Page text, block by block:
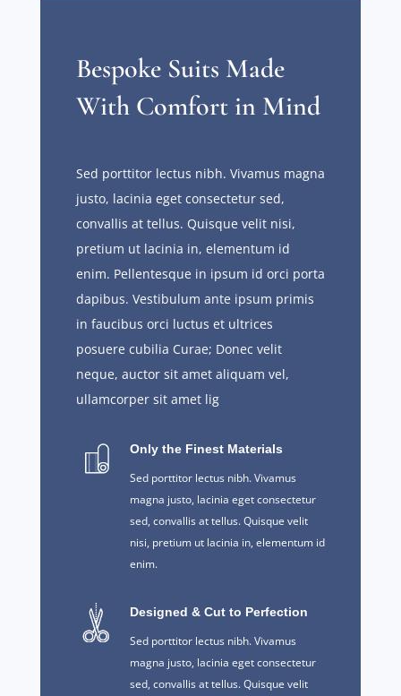
Bespoke Suits Made
With Comfort in Mind
Sed porttitor lectus nibh. Vivamus magna
justo, lacinia eget consectetur sed,
convallis at tellus. Quisque velit nisi,
pretium ut lacinia in, elementum id
enim. Pellentesque in ipsum id orci porta
dapibus. Vestibulum ante ipsum primis
in faucibus orci luctus et ultrices
posuere cubilia Curae; Donec velit
neque, auctor sit amet aliquam vel,
ullamcorper sit amet lig
Only the Finest Materials
Sed porttitor lectus nibh. Vivamus
magna justo, lacinia eget consectetur
sed, convallis at tellus. Quisque velit
nisi, pretium ut lacinia in, elementum id
enim.
Designed & Cut to Perfection
Sed porttitor lectus nibh. Vivamus
magna justo, lacinia eget consectetur
sed, convallis at tellus. Quisque velit